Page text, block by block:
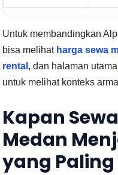
Untuk membandingkan
bisa melihat harga sewa
rental , dan halaman utama
untuk melihat konteks
Kapan
Medan
yang Paling